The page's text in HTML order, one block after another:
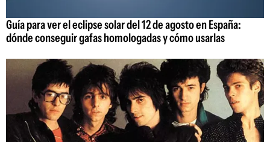
Guía para ver el eclipse solar del 12 de agosto en España:
dónde conseguir gafas homologadas y cómo usarlas